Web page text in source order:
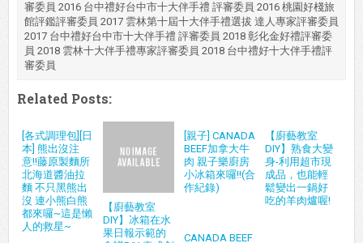
審委員 2016 台中禮好台中市十大伴手禮 評審委員 2016 桃園好棧旅
館評鑑評審委員 2017 雲林第十屆十大伴手禮選拔 達人專家評審委員
2017 台中禮好台中市十大伴手禮 評審委員 2018 彰化金好禮評審委
員 2018 雲林十大伴手禮專家評審委員 2018 台中禮好十大伴手禮評
審委員
Related Posts:
[各式調理包][日
本] 熊出沒注
意!!藤原製麵所
北海道醬油拉
麵 不只黑熊出
沒 連小熊白熊
都來囉~這是懶
人的救星~
【廚藝教室
DIY】冰箱在水
果日報示範的
[親子] CANADA
BEEF加拿大牛
肉 親子樂廚房
小冰箱來囉!!(合
作紀錄)
【廚藝教室
DIY】熟食大變
身-利用超市現
成品，也能輕
鬆變出一鍋好
吃的羊肉爐喔!
CANADA BEEF